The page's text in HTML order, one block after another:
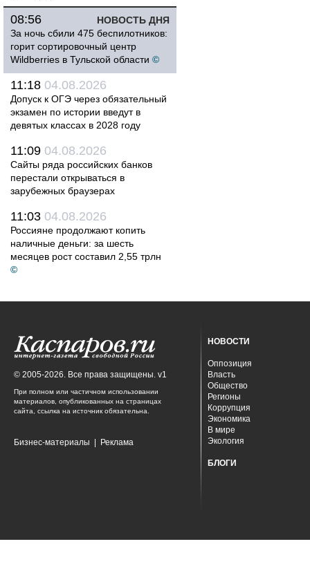
НОВОСТЬ ДНЯ
08:56
За ночь сбили 475 беспилотников:
горит сортировочный центр
Wildberries в Тульской области ©
11:18 04.08.2026
Допуск к ОГЭ через обязательный
экзамен по истории введут в
девятых классах в 2028 году
11:09 04.08.2026
Сайты ряда российских банков
перестали открываться в
зарубежных браузерах
11:03 04.08.2026
Россияне продолжают копить
наличные деньги: за шесть
месяцев рост составил 2,55 трлн
©
© 2005-2026. Все права защищены. v1
При полном или частичном использовании
материалов, опубликованных на страницах
сайта, ссылка на источник обязательна.
Бизнес-материалы Реклама
НОВОСТИ
Оппозиция
Власть
Общество
Регионы
Коррупция
Экономика
В мире
Экология
БЛОГИ